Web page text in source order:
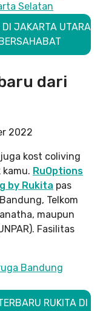
Selatan
DI JAKARTA UTARA
dari
kost coliving
RuOptions
by Rukita pas
Telkom
maupun
Fasilitas
Bandung
RUKITA DI